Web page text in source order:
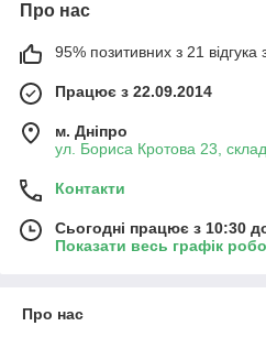
Про нас
95% позитивних з 21 відгука
Працює з 22.09.2014
м. Дніпро
ул. Бориса Кротова 23,
Контакти
Сьогодні працює з 10:30
Показати весь графік
Про нас